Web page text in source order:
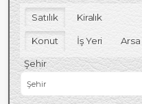
Satılık Kiralık
Konut İş Yeri Arsa
Şehir